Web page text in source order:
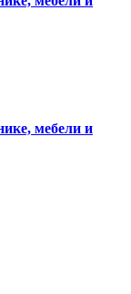
мебели и